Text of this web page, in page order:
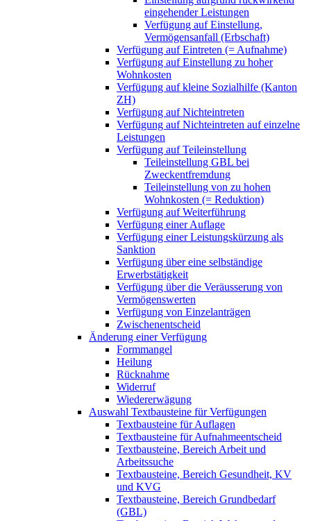
eingehender Leistungen
Verfügung auf Einstellung,
Vermögensanfall (Erbschaft)
Verfügung auf Eintreten (= Aufnahme)
Verfügung auf Einstellung zu hoher
Wohnkosten
Verfügung auf kleine Sozialhilfe (Kanton
ZH)
Verfügung auf Nichteintreten
Verfügung auf Nichteintreten auf einzelne
Leistungen
Verfügung auf Teileinstellung
Teileinstellung GBL bei
Zweckentfremdung
Teileinstellung von zu hohen
Wohnkosten (= Reduktion)
Verfügung auf Weiterführung
Verfügung einer Auflage
Verfügung einer Leistungskürzung als
Sanktion
Verfügung über eine selbständige
Erwerbstätigkeit
Verfügung über die Veräusserung von
Vermögenswerten
Verfügung von Einzelanträgen
Zwischenentscheid
Änderung einer Verfügung
Formmangel
Heilung
Rücknahme
Widerruf
Wiedererwägung
Auswahl Textbausteine für Verfügungen
Textbausteine für Auflagen
Textbausteine für Aufnahmeentscheid
Textbausteine, Bereich Arbeit und
Arbeitssuche
Textbausteine, Bereich Gesundheit, KV
und KVG
Textbausteine, Bereich Grundbedarf
(GBL)